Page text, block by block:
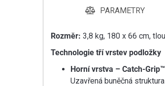
PARAMETRY
Rozměr: 3,8 kg, 180 x 66 cm,
Technologie tří vrstev podložky
Horní vrstva – Catch-
Uzavřená buněčná